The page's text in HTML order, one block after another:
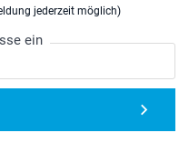
jederzeit möglich)
ein